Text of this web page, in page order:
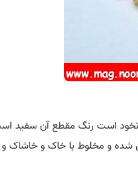
نخود است رنگ مقطع آن سفید
شده و مخلوط با خاک و خاشاک